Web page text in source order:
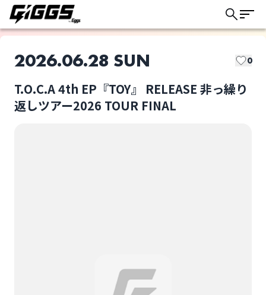
2026.06.28 SUN 0
T.O.C.A 4th EP『TOY』 RELEASE 非っ繰り
返しツアー2026 TOUR FINAL
このライブの取り置きは終了しました